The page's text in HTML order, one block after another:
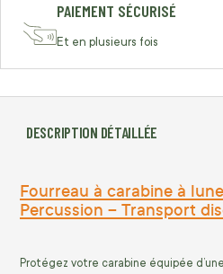
PAIEMENT SÉCURISÉ
Et en plusieurs fois
DESCRIPTION DÉTAILLÉE
Fourreau à carabine à
Percussion – Transport
Protégez votre carabine équipée